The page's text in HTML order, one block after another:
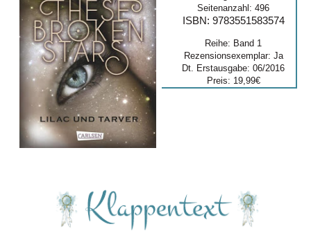
Seitenanzahl: 496
ISBN: 9783551583574
Reihe: Band 1
Rezensionsexemplar: Ja
Dt. Erstausgabe: 06/2016
Preis: 19,99€